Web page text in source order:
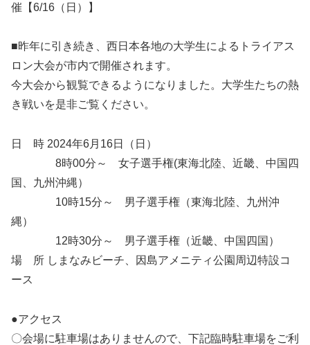
催【6/16（日）】
■昨年に引き続き、西日本各地の大学生によるトライアス
ロン大会が市内で開催されます。
今大会から観覧できるようになりました。大学生たちの熱
き戦いを是非ご覧ください。
日 時 2024年6月16日（日）
8時00分～ 女子選手権(東海北陸、近畿、中国四
国、九州沖縄）
10時15分～ 男子選手権（東海北陸、九州沖
縄）
12時30分～ 男子選手権（近畿、中国四国）
場 所 しまなみビーチ、因島アメニティ公園周辺特設コ
ース
●アクセス
〇会場に駐車場はありませんので、下記臨時駐車場をご利